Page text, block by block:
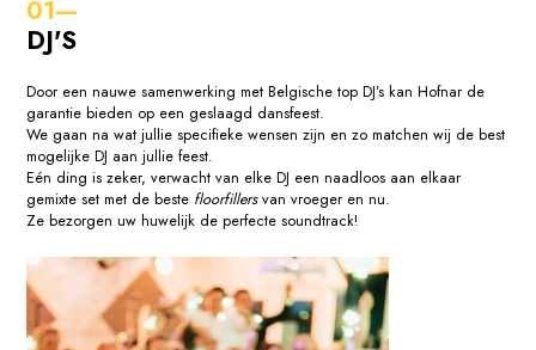
DJ'S
Door een nauwe samenwerking met Belgische top DJ’s kan Hofnar de
garantie bieden op een geslaagd dansfeest.
We gaan na wat jullie specifieke wensen zijn en zo matchen wij de best
mogelijke DJ aan jullie feest.
Eén ding is zeker, verwacht van elke DJ een naadloos aan elkaar
gemixte set met de beste floorfillersvan vroeger en nu.
Ze bezorgen uw huwelijk de perfecte soundtrack!